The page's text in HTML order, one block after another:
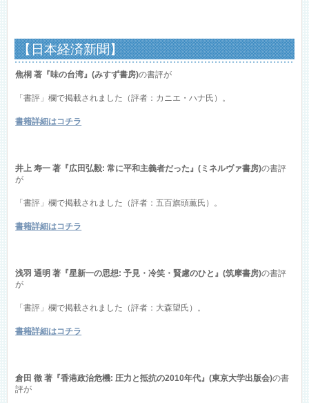
【日本経済新聞】
焦桐 著『味の台湾』(みすず書房)の書評が
「書評」欄で掲載されました（評者：カニエ・ハナ氏）。
書籍詳細はコチラ
井上 寿一 著『広田弘毅: 常に平和主義者だった』(ミネルヴァ書房)の書評
が
「書評」欄で掲載されました（評者：五百旗頭薫氏）。
書籍詳細はコチラ
浅羽 通明 著『星新一の思想: 予見・冷笑・賢慮のひと』(筑摩書房)の書評
が
「書評」欄で掲載されました（評者：大森望氏）。
書籍詳細はコチラ
倉田 徹 著『香港政治危機: 圧力と抵抗の2010年代』(東京大学出版会)の書
評が